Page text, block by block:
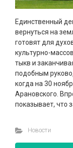
Единственный
вернуться на
готовят для
культурно-
тыкв и
подобным
когда на 30
Арановского.
показывает, что
Новости